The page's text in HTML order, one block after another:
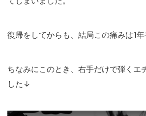
復帰をしてからも、結局この痛みは1年
ちなみにこのとき、右手だけで弾くエ
した↓